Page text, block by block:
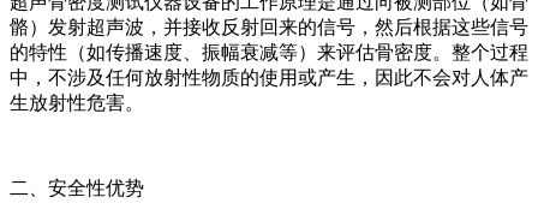
骼）发射超声波，并接收反射回来的信号，然后根据这些信号
的特性（如传播速度、振幅衰减等）来评估骨密度。整个过程
中，不涉及任何放射性物质的使用或产生，因此不会对人体产
生放射性危害。
二、安全性优势